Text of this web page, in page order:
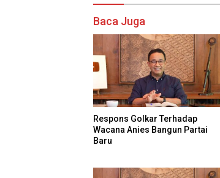
Baca Juga
Respons Golkar Terhadap
Wacana Anies Bangun Partai
Baru